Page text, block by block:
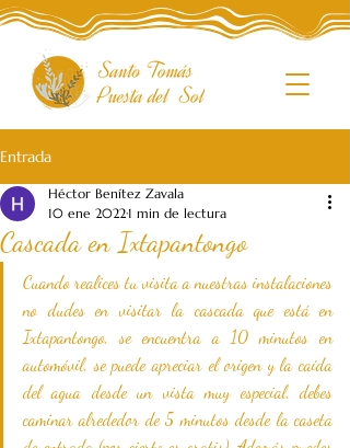
Entrada
Cascada en Ixtapantongo
Héctor Benítez Zavala
10 ene 2022 1 min de lectura
Cuando realices tu visita a nuestras instalaciones
no dudes en visitar la cascada que está en
Ixtapantongo, se encuentra a 10 minutos en
automóvil, se puede apreciar el origen y la caída
del agua desde un vista muy especial, debes
caminar alrededor de 5 minutos desde la caseta